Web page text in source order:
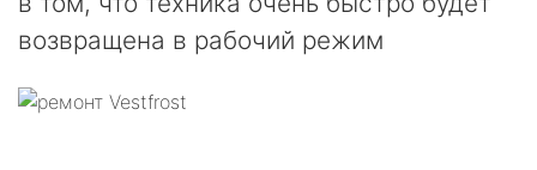
возвращена в рабочий режим